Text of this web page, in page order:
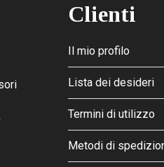
Clienti
Il mio profilo
Lista dei desideri
Termini di utilizzo
Metodi di